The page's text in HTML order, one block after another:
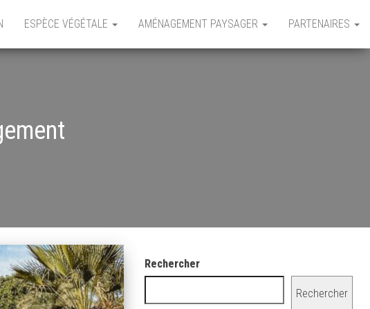
ESPÈCE VÉGÉTALE AMÉNAGEMENT PAYSAGER PARTENAIRES
Rechercher
Rechercher